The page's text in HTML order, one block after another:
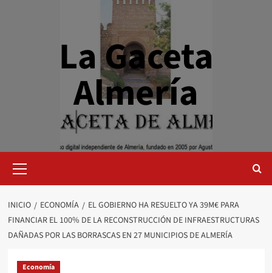
La Gaceta
Almería
primario
INICIO ECONOMÍA
EL GOBIERNO HA RESUELTO YA 39M€ PARA
FINANCIAR EL 100% DE LA RECONSTRUCCIÓN DE INFRAESTRUCTURAS
DAÑADAS POR LAS BORRASCAS EN 27 MUNICIPIOS DE ALMERÍA
Economía